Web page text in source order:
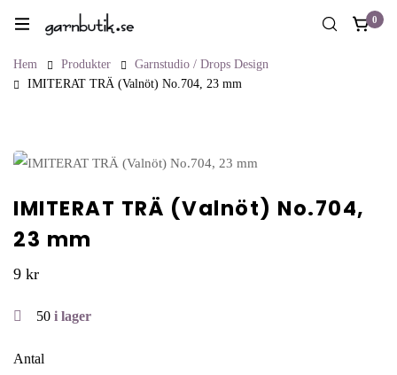
0
Hem Produkter
Garnstudio / Drops Design
IMITERAT TRÄ (Valnöt) No.704, 23 mm
IMITERAT TRÄ (Valnöt) No.704,
23 mm
9 kr
50 i lager
Antal